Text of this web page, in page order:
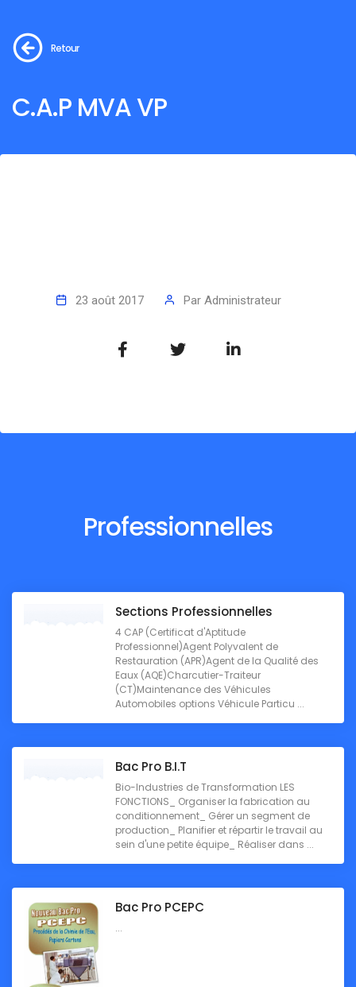
Retour
C.A.P MVA VP
23 août 2017 Par Administrateur
Professionnelles
Sections Professionnelles
4 CAP (Certificat d'Aptitude
Professionnel)Agent Polyvalent de
Restauration (APR)Agent de la Qualité des
Eaux (AQE)Charcutier-Traiteur
(CT)Maintenance des Véhicules
Automobiles options Véhicule Particu ...
Bac Pro B.I.T
Bio-Industries de Transformation LES
FONCTIONS_ Organiser la fabrication au
conditionnement_ Gérer un segment de
production_ Planifier et répartir le travail au
sein d'une petite équipe_ Réaliser dans ...
Bac Pro PCEPC
...